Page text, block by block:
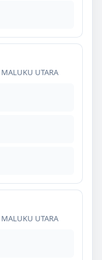
MALUKU UTARA
MALUKU UTARA